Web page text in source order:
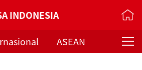
INDONESIA
ASEAN